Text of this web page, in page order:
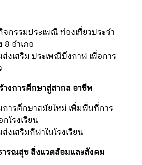
จกรรมประเพณี ท่องเที่ยวประจำ
8 อำเภอ
งเสริม ประเพณีบึงกาฬ เพื่อการ
างการศึกษาสู่สากล อาชีพ
ารศึกษาสมัยใหม่ เพิ่มพื้นที่การ
โรงเรียน
งเสริมกีฬาในโรงเรียน
รณสุข สิ่งแวดล้อมและสังคม